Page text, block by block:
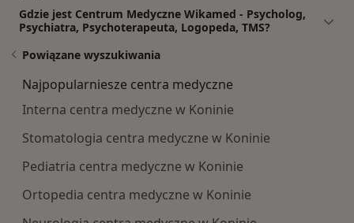
Gdzie jest Centrum Medyczne Wikamed - Psycholog,
Psychiatra, Psychoterapeuta, Logopeda, TMS?
Powiązane wyszukiwania
Najpopularniesze centra medyczne
Interna centra medyczne w Koninie
Stomatologia centra medyczne w Koninie
Pediatria centra medyczne w Koninie
Ortopedia centra medyczne w Koninie